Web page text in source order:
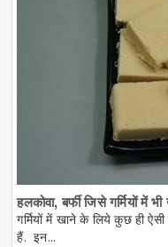
हलकोवा, बर्फी जिसे गर्मियों
गर्मियों में खाने के लिये कुछ ही
हैं. इन...